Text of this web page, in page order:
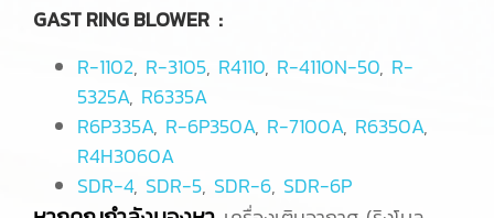
GAST RING BLOWER :
R-1102, R-3105, R4110, R-4110N-50, R-
5325A, R6335A
R6P335A, R-6P350A, R-7100A, R6350A,
R4H3060A
SDR-4, SDR-5, SDR-6, SDR-6P